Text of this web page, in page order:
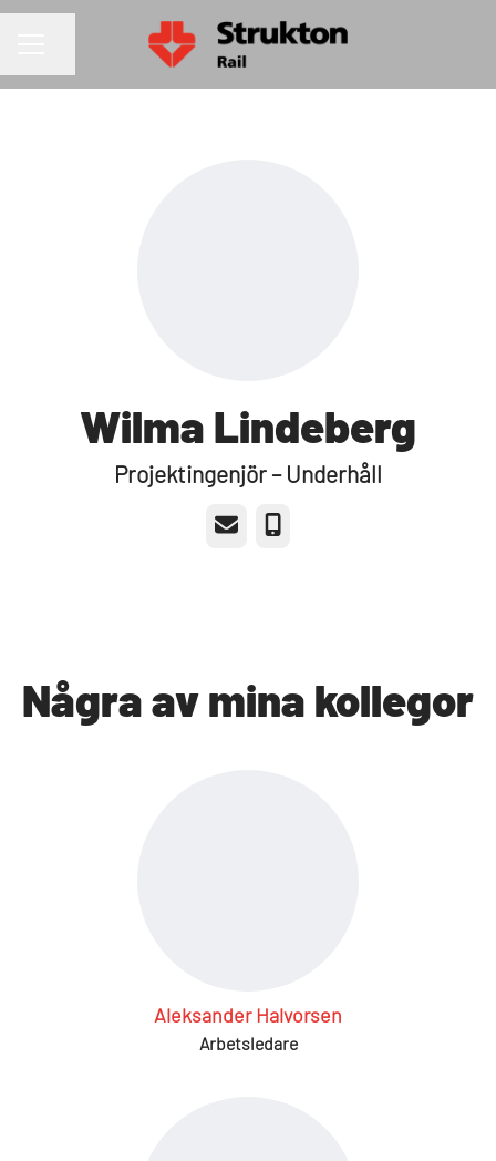
Wilma Lindeberg
Projektingenjör – Underhåll
E-post Telefon
Några av mina kollegor
Aleksander Halvorsen
Arbetsledare